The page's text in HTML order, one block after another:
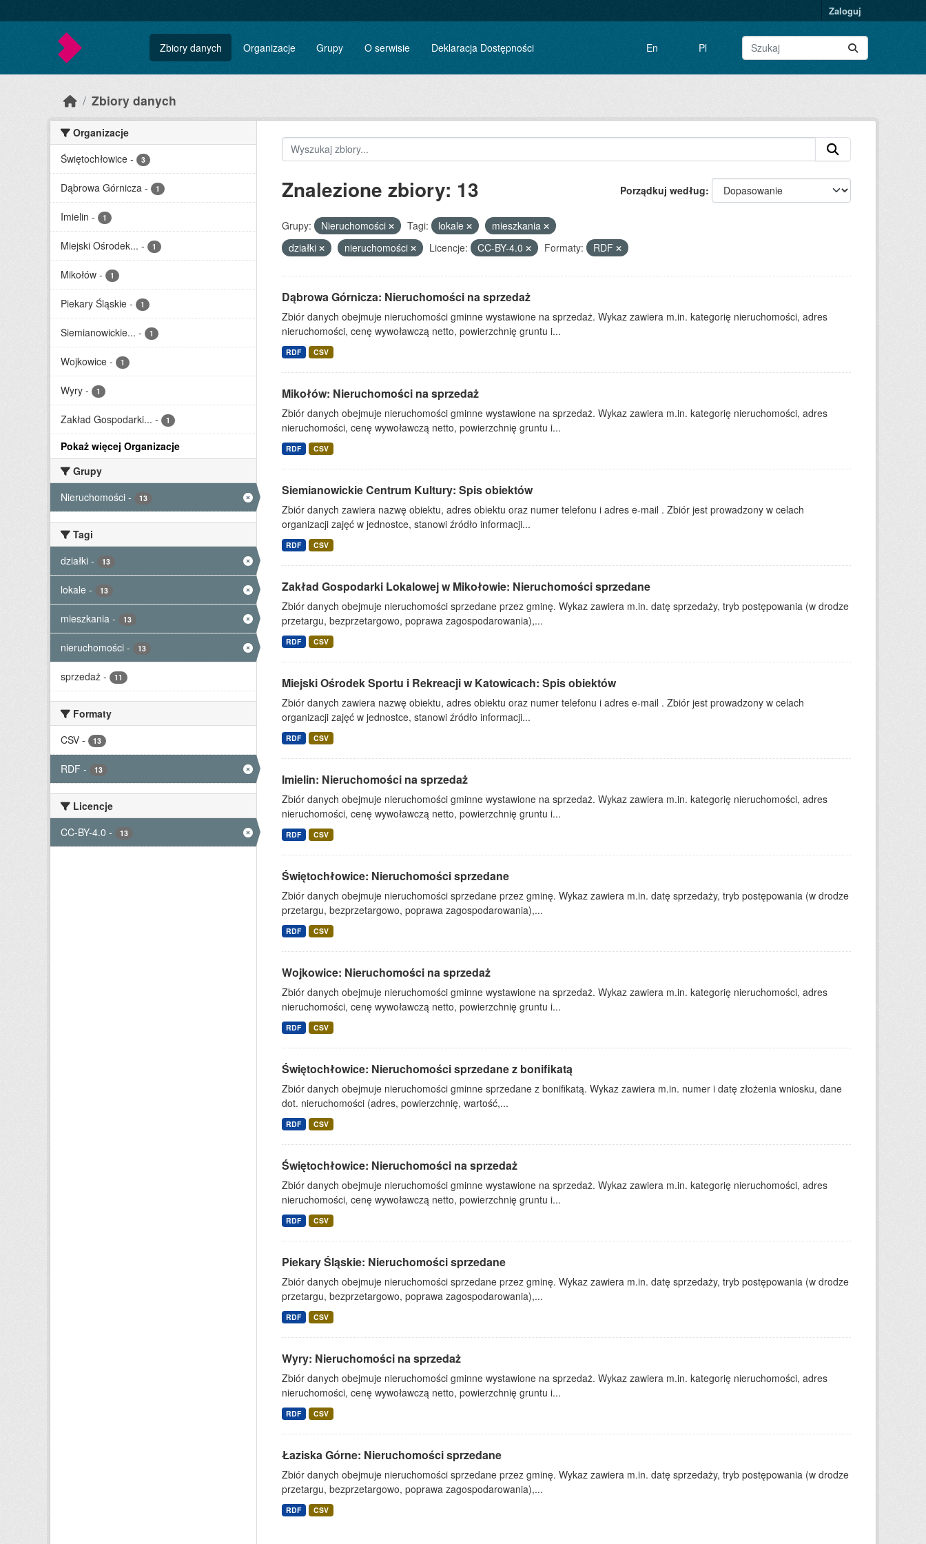
Zaloguj
Zbiory danych Organizacje Grupy O serwisie Deklaracja Dostępności En Pl
Zbiory danych
Organizacje
Świętochłowice - 3
Dąbrowa Górnicza - 1
Imielin - 1
Miejski Ośrodek... - 1
Mikołów - 1
Piekary Śląskie - 1
Siemianowickie... - 1
Wojkowice - 1
Wyry - 1
Zakład Gospodarki... - 1
Pokaż więcej Organizacje
Grupy
Nieruchomości - 13
Tagi
działki - 13
lokale - 13
mieszkania - 13
nieruchomości - 13
sprzedaż - 11
Formaty
CSV - 13
RDF - 13
Licencje
CC-BY-4.0 - 13
Porządkuj według
Znalezione zbiory: 13
Grupy: Nieruchomości Tagi: lokale
mieszkania
działki
nieruchomości Licencje: CC-BY-4.0 Formaty: RDF
Dąbrowa Górnicza: Nieruchomości na sprzedaż
Zbiór danych obejmuje nieruchomości gminne wystawione na sprzedaż. Wykaz zawiera m.in. kategorię nieruchomości, adres
nieruchomości, cenę wywoławczą netto, powierzchnię gruntu i...
RDF CSV
Mikołów: Nieruchomości na sprzedaż
Zbiór danych obejmuje nieruchomości gminne wystawione na sprzedaż. Wykaz zawiera m.in. kategorię nieruchomości, adres
nieruchomości, cenę wywoławczą netto, powierzchnię gruntu i...
RDF CSV
Siemianowickie Centrum Kultury: Spis obiektów
Zbiór danych zawiera nazwę obiektu, adres obiektu oraz numer telefonu i adres e-mail . Zbiór jest prowadzony w celach
organizacji zajęć w jednostce, stanowi źródło informacji...
RDF CSV
Zakład Gospodarki Lokalowej w Mikołowie: Nieruchomości sprzedane
Zbiór danych obejmuje nieruchomości sprzedane przez gminę. Wykaz zawiera m.in. datę sprzedaży, tryb postępowania (w drodze
przetargu, bezprzetargowo, poprawa zagospodarowania),...
RDF CSV
Miejski Ośrodek Sportu i Rekreacji w Katowicach: Spis obiektów
Zbiór danych zawiera nazwę obiektu, adres obiektu oraz numer telefonu i adres e-mail . Zbiór jest prowadzony w celach
organizacji zajęć w jednostce, stanowi źródło informacji...
RDF CSV
Imielin: Nieruchomości na sprzedaż
Zbiór danych obejmuje nieruchomości gminne wystawione na sprzedaż. Wykaz zawiera m.in. kategorię nieruchomości, adres
nieruchomości, cenę wywoławczą netto, powierzchnię gruntu i...
RDF CSV
Świętochłowice: Nieruchomości sprzedane
Zbiór danych obejmuje nieruchomości sprzedane przez gminę. Wykaz zawiera m.in. datę sprzedaży, tryb postępowania (w drodze
przetargu, bezprzetargowo, poprawa zagospodarowania),...
RDF CSV
Wojkowice: Nieruchomości na sprzedaż
Zbiór danych obejmuje nieruchomości gminne wystawione na sprzedaż. Wykaz zawiera m.in. kategorię nieruchomości, adres
nieruchomości, cenę wywoławczą netto, powierzchnię gruntu i...
RDF CSV
Świętochłowice: Nieruchomości sprzedane z bonifikatą
Zbiór danych obejmuje nieruchomości gminne sprzedane z bonifikatą. Wykaz zawiera m.in. numer i datę złożenia wniosku, dane
dot. nieruchomości (adres, powierzchnię, wartość,...
RDF CSV
Świętochłowice: Nieruchomości na sprzedaż
Zbiór danych obejmuje nieruchomości gminne wystawione na sprzedaż. Wykaz zawiera m.in. kategorię nieruchomości, adres
nieruchomości, cenę wywoławczą netto, powierzchnię gruntu i...
RDF CSV
Piekary Śląskie: Nieruchomości sprzedane
Zbiór danych obejmuje nieruchomości sprzedane przez gminę. Wykaz zawiera m.in. datę sprzedaży, tryb postępowania (w drodze
przetargu, bezprzetargowo, poprawa zagospodarowania),...
RDF CSV
Wyry: Nieruchomości na sprzedaż
Zbiór danych obejmuje nieruchomości gminne wystawione na sprzedaż. Wykaz zawiera m.in. kategorię nieruchomości, adres
nieruchomości, cenę wywoławczą netto, powierzchnię gruntu i...
RDF CSV
Łaziska Górne: Nieruchomości sprzedane
Zbiór danych obejmuje nieruchomości sprzedane przez gminę. Wykaz zawiera m.in. datę sprzedaży, tryb postępowania (w drodze
przetargu, bezprzetargowo, poprawa zagospodarowania),...
RDF CSV